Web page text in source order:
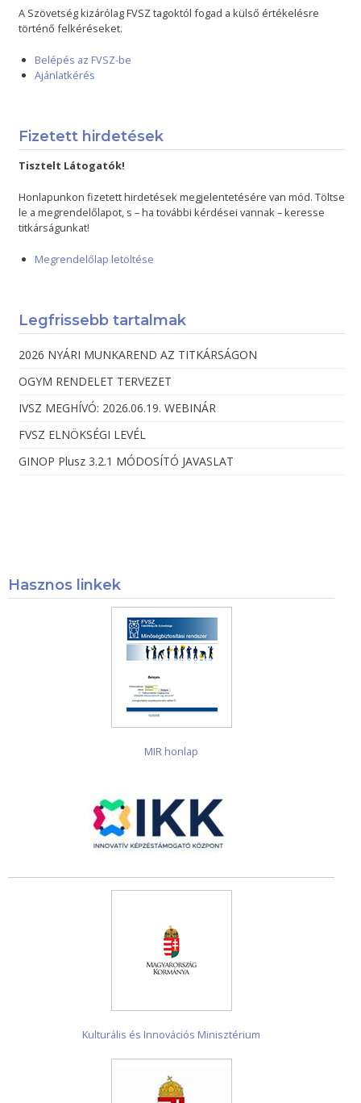
A Szövetség kizárólag FVSZ tagoktól fogad a külső értékelésre
történő felkéréseket.
Belépés az FVSZ-be
Ajánlatkérés
Fizetett hirdetések
Tisztelt Látogatók!
Honlapunkon fizetett hirdetések megjelentetésére van mód. Töltse
le a megrendelőlapot, s – ha további kérdései vannak – keresse
titkárságunkat!
Megrendelőlap letöltése
Legfrissebb tartalmak
2026 NYÁRI MUNKAREND AZ TITKÁRSÁGON
OGYM RENDELET TERVEZET
IVSZ MEGHÍVÓ: 2026.06.19. WEBINÁR
FVSZ ELNÖKSÉGI LEVÉL
GINOP Plusz 3.2.1 MÓDOSÍTÓ JAVASLAT
Hasznos linkek
MIR honlap
Kulturális és Innovációs Minisztérium